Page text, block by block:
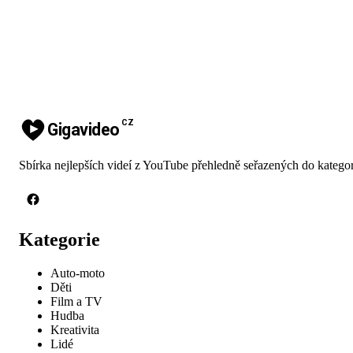
Gigavideo CZ
Sbírka nejlepších videí z YouTube přehledně seřazených do
Kategorie
Auto-moto
Děti
Film a TV
Hudba
Kreativita
Lidé